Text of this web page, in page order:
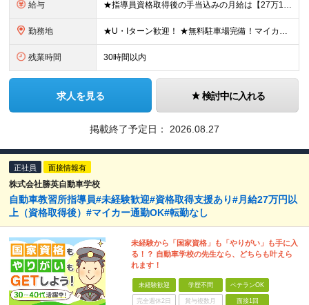
給与 ★指導員資格取得後の手当込みの月給は【27万1,000円】となります。 月給21万1,000円～26万円＋各種手当＋賞与年2回 ※経験・年齢・能力などを考慮の上、決定いたします。 ※残業代は全額別途
勤務地 ★U・Iターン歓迎！ ★無料駐車場完備！マイカー・バイク通勤OK！ 【スマートドライバースクール湘南】 神奈川県藤沢市小塚16番1 ※1年以内での他校の応援としての転勤があります。 （住宅補助あり
残業時間 30時間以内
求人を見る 検討中に入れる
掲載終了予定日： 2026.08.27
正社員 面接情報有
株式会社勝英自動車学校
自動車教習所指導員#未経験歓迎#資格取得支援あり#月給27万円以
上（資格取得後）#マイカー通勤OK#転勤なし
未経験から「国家資格」も「やりがい」も手に入
る！？ 自動車学校の先生なら、どちらも叶えら
れます！
未経験歓迎 学歴不問 ベテランOK
完全週休2日 賞与複数月 面接1回